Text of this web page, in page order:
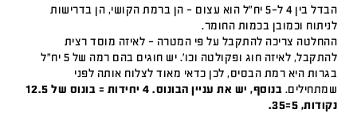
הבדל בין 4 ל-5 יח"ל הוא עצום – הן ברמת הקושי, הן בדרישות
לניתוח וכמובן בכמות החומר.
ההחלטה צריכה להתקבל על פי המטרה – לאיזה מוסד רצית
להתקבל, לאיזה חוג ופקולטה וכו'. יש חוגים בהם רמה של 5 יח"ל
בגרות היא רמת הבסיס, לכן כדאי מאוד לצלוח אותה לפני
שמתחילים.
בנוסף, יש את עניין הבונוס. 4 יחידות = בונוס של 12.5
נקודות, 5=35.